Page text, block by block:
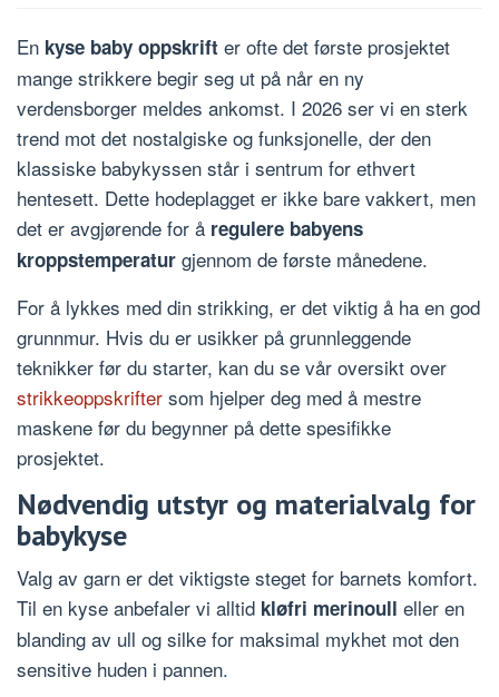
En kyse baby oppskrift er ofte det første prosjektet
mange strikkere begir seg ut på når en ny
verdensborger meldes ankomst. I 2026 ser vi en sterk
trend mot det nostalgiske og funksjonelle, der den
klassiske babykyssen står i sentrum for ethvert
hentesett. Dette hodeplagget er ikke bare vakkert, men
det er avgjørende for å regulere babyens
kroppstemperatur gjennom de første månedene.
For å lykkes med din strikking, er det viktig å ha en god
grunnmur. Hvis du er usikker på grunnleggende
teknikker før du starter, kan du se vår oversikt over
strikkeoppskrifter som hjelper deg med å mestre
maskene før du begynner på dette spesifikke
prosjektet.
Nødvendig utstyr og materialvalg for
babykyse
Valg av garn er det viktigste steget for barnets komfort.
Til en kyse anbefaler vi alltid kløfri merinoull eller en
blanding av ull og silke for maksimal mykhet mot den
sensitive huden i pannen.